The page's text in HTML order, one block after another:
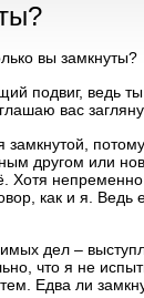
вы замкнуты?
подвиг, ведь
вас
другом или
Хотя
как и я.
дел –
что я не
Едва ли